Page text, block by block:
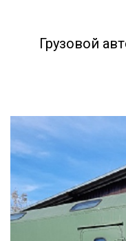
Грузовой